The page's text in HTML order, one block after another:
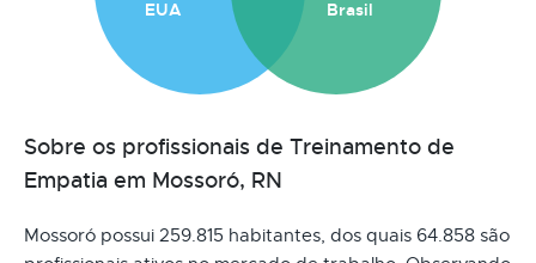
EUA Brasil
Sobre os profissionais de Treinamento de
Empatia em Mossoró, RN
Mossoró possui 259.815 habitantes, dos quais 64.858 são